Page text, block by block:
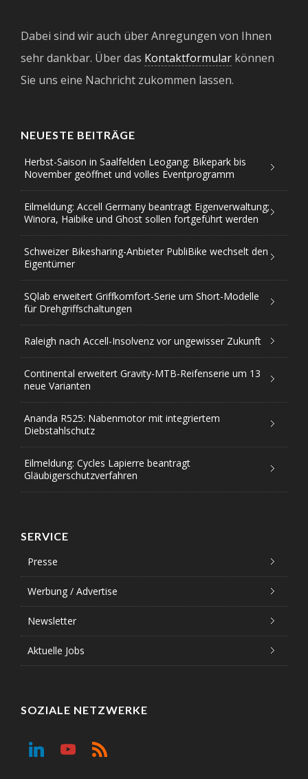
Dabei sind wir auch über Anregungen von Ihnen
sehr dankbar. Über das Kontaktformular können
Sie uns eine Nachricht zukommen lassen.
NEUESTE BEITRÄGE
Herbst-Saison in Saalfelden Leogang: Bikepark bis
November geöffnet und volles Eventprogramm
Eilmeldung: Accell Germany beantragt Eigenverwaltung;
Winora, Haibike und Ghost sollen fortgeführt werden
Schweizer Bikesharing-Anbieter PubliBike wechselt den
Eigentümer
SQlab erweitert Griffkomfort-Serie um Short-Modelle
für Drehgriffschaltungen
Raleigh nach Accell-Insolvenz vor ungewisser Zukunft
Continental erweitert Gravity-MTB-Reifenserie um 13
neue Varianten
Ananda R525: Nabenmotor mit integriertem
Diebstahlschutz
Eilmeldung: Cycles Lapierre beantragt
Gläubigerschutzverfahren
SERVICE
Presse
Werbung / Advertise
Newsletter
Aktuelle Jobs
SOZIALE NETZWERKE